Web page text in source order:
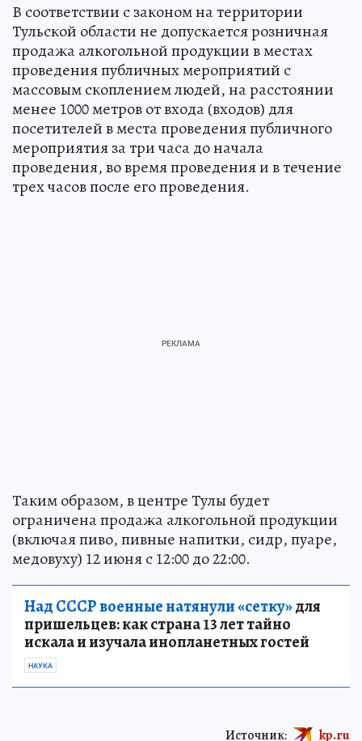
В соответствии с законом на территории
Тульской области не допускается розничная
продажа алкогольной продукции в местах
проведения публичных мероприятий с
массовым скоплением людей, на расстоянии
менее 1000 метров от входа (входов) для
посетителей в места проведения публичного
мероприятия за три часа до начала
проведения, во время проведения и в течение
трех часов после его проведения.
Таким образом, в центре Тулы будет
ограничена продажа алкогольной продукции
(включая пиво, пивные напитки, сидр, пуаре,
медовуху) 12 июня с 12:00 до 22:00.
Над СССР военные натянули «сетку»для
пришельцев: как страна 13 лет тайно
искала и изучала инопланетных гостей
НАУКА
Источник: kp.ru